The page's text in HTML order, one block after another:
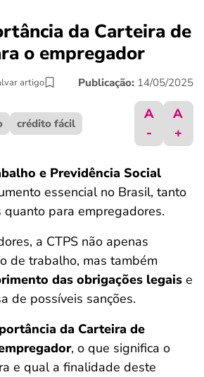
da Carteira de
o empregador
artigo Publicação: 14/05/2025
crédito fácil
A
-
A
+
e Previdência Social
essencial no Brasil, tanto
para empregadores.
a CTPS não apenas
de trabalho, mas também
das obrigações legais e
de possíveis sanções.
da Carteira de
, o que significa o
e qual a finalidade deste